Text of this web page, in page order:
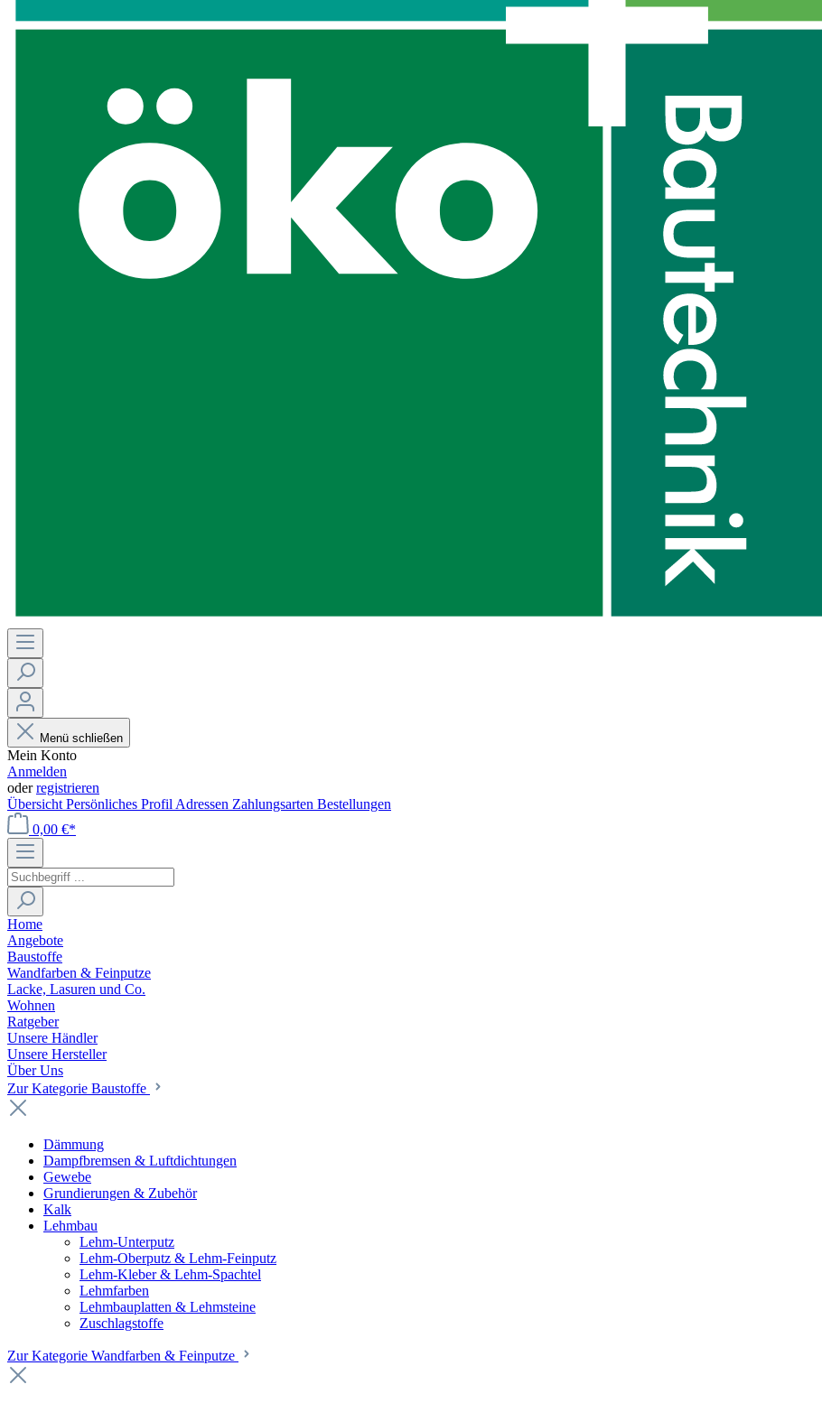
Menü schließen
Mein Konto
Anmelden
oderregistrieren
Übersicht Persönliches Profil Adressen Zahlungsarten Bestellungen
0,00 €*
Home
Angebote
Baustoffe
Wandfarben & Feinputze
Lacke, Lasuren und Co.
Wohnen
Ratgeber
Unsere Händler
Unsere Hersteller
Über Uns
Zur Kategorie Baustoffe
Dämmung
Dampfbremsen & Luftdichtungen
Gewebe
Grundierungen & Zubehör
Kalk
Lehmbau
Lehm-Unterputz
Lehm-Oberputz & Lehm-Feinputz
Lehm-Kleber & Lehm-Spachtel
Lehmfarben
Lehmbauplatten & Lehmsteine
Zuschlagstoffe
Zur Kategorie Wandfarben & Feinputze